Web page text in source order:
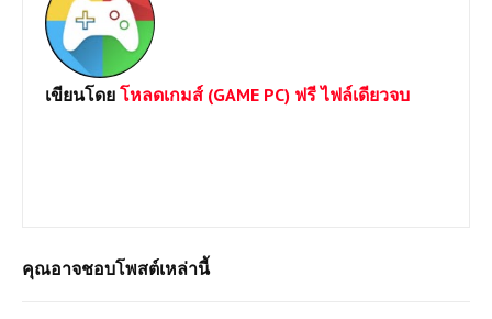
เขียนโดย โหลดเกมส์ (GAME PC) ฟรี ไฟล์เดียวจบ
คุณอาจชอบโพสต์เหล่านี้